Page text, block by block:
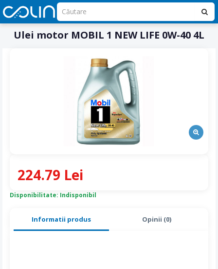
Ulei motor MOBIL 1 NEW LIFE 0W-40 4L
Informatii produs Opinii (0)
Disponibilitate: Indisponibil
224.79 Lei